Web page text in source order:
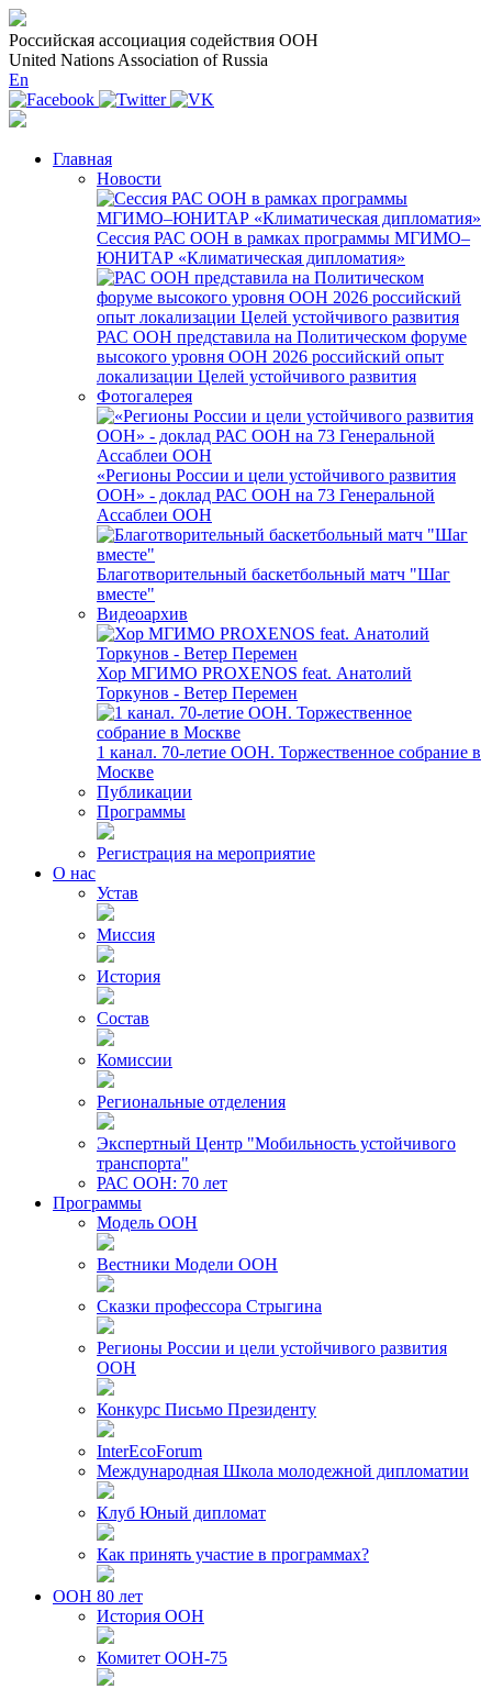
Российская ассоциация содействия ООН
United Nations Association of Russia
En
Главная
Новости
Сессия РАС ООН в рамках программы МГИМО–
ЮНИТАР «Климатическая дипломатия»
РАС ООН представила на Политическом форуме
высокого уровня ООН 2026 российский опыт
локализации Целей устойчивого развития
Фотогалерея
«Регионы России и цели устойчивого развития
ООН» - доклад РАС ООН на 73 Генеральной
Ассаблеи ООН
Благотворительный баскетбольный матч "Шаг
вместе"
Видеоархив
Хор МГИМО PROXENOS feat. Анатолий
Торкунов - Ветер Перемен
1 канал. 70-летие ООН. Торжественное собрание в
Москве
Публикации
Программы
Регистрация на мероприятие
О нас
Устав
Миссия
История
Состав
Комиссии
Региональные отделения
Экспертный Центр "Мобильность устойчивого
транспорта"
РАС ООН: 70 лет
Программы
Модель ООН
Вестники Модели ООН
Сказки профессора Стрыгина
Регионы России и цели устойчивого развития
ООН
Конкурс Письмо Президенту
InterEcoForum
Международная Школа молодежной дипломатии
Клуб Юный дипломат
Как принять участие в программах?
ООН 80 лет
История ООН
Комитет ООН-75